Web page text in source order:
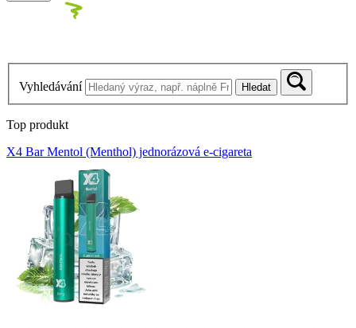
Vyhledávání Hledat
Top produkt
X4 Bar Mentol (Menthol) jednorázová e-cigareta